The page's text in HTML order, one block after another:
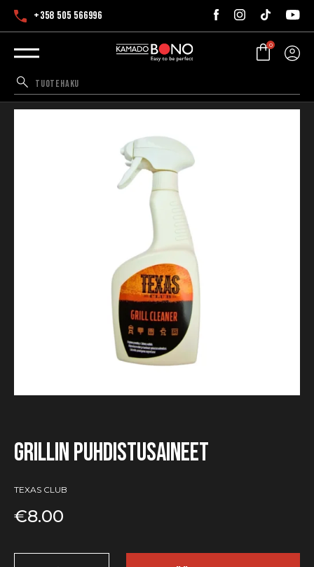
+358 505 566996
0
Grillin puhdistusaineet
TEXAS CLUB
€8.00
Grillin